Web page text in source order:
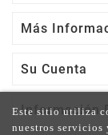
Más
Su Cuenta
Información
Este sitio utiliza
nuestros servicios